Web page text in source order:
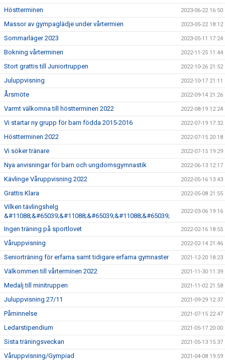
Höstterminen 2023-06-22 16:50
Massor av gympaglädje under vårtermien 2023-05-22 18:12
Sommarläger 2023 2023-05-11 17:24
Bokning vårterminen 2022-11-25 11:44
Stort grattis till Juniortruppen 2022-10-26 21:52
Juluppvisning 2022-10-17 21:11
Årsmöte 2022-09-14 21:26
Varmt välkomna till höstterminen 2022 2022-08-19 12:24
Vi startar ny grupp för barn födda 2015-2016 2022-07-19 17:32
Höstterminen 2022 2022-07-15 20:18
Vi söker tränare 2022-07-15 19:29
Nya anvisningar för barn och ungdomsgymnastik 2022-06-13 12:17
Kävlinge Våruppvisning 2022 2022-05-16 13:43
Grattis Klara 2022-05-08 21:55
Vilken tävlingshelg
&#11088;&#65039;&#11088;&#65039;&#11088;&#65039;
2022-03-06 19:16
Ingen träning på sportlovet 2022-02-16 18:55
Våruppvisning 2022-02-14 21:46
Seniorträning för erfarna samt tidigare erfarna gymnaster 2021-12-20 18:23
Välkommen till vårterminen 2022 2021-11-30 11:39
Medalj till minitruppen 2021-11-02 21:58
Juluppvisning 27/11 2021-09-29 12:37
Påminnelse 2021-07-15 22:47
Ledarstipendium 2021-05-17 20:00
Sista träningsveckan 2021-05-13 15:37
Våruppvisning/Gympiad 2021-04-08 19:59